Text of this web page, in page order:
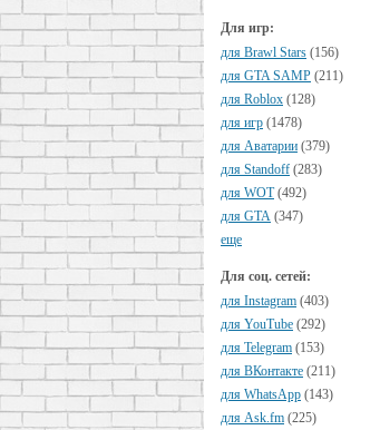
Для игр:
для Brawl Stars (156)
для GTA SAMP (211)
для Roblox (128)
для игр (1478)
для Аватарии (379)
для Standoff (283)
для WOT (492)
для GTA (347)
еще
Для соц. сетей:
для Instagram (403)
для YouTube (292)
для Telegram (153)
для ВКонтакте (211)
для WhatsApp (143)
для Ask.fm (225)